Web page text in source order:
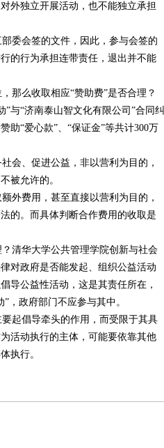
外独立开展活动，也不能独立承担
委会签的文件，因此，参与会签的
的行为承担连带责任，退出并不能
那么收取相应“赞助费”是否合理？
与“济南泰山智文化有限公司”合同纠
助“爱心款”、“保证金”等共计300万
会、促进公益，非以营利为目的，
被允许的。
外费用，甚至直接以营利为目的，
的。而具体判断合作费用的收取是
清华大学公共管理学院创新与社会
对政府是否能发起、组织公益活动
导公益性活动，这是其责任所在，
，政府部门不应参与其中。
起倡导牵头的作用，而受限于其具
活动执行的主体，可能要依靠其他
执行。